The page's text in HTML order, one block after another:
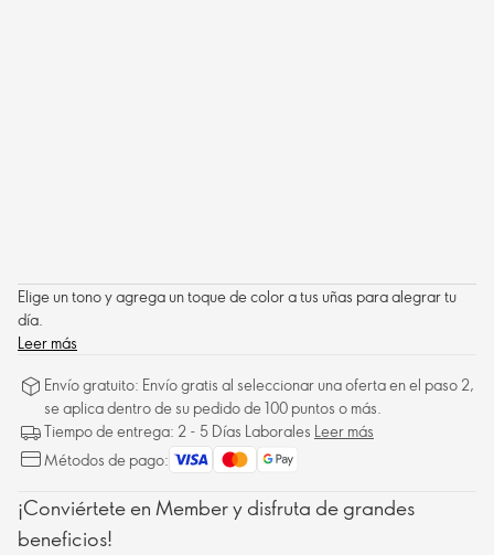
Elige un tono y agrega un toque de color a tus uñas para alegrar tu
día.
Leer más
Envío gratuito: Envío gratis al seleccionar una oferta en el paso 2,
se aplica dentro de su pedido de 100 puntos o más.
Tiempo de entrega: 2 - 5 Días Laborales Leer más
Métodos de pago:
¡Conviértete en Member y disfruta de grandes
beneficios!